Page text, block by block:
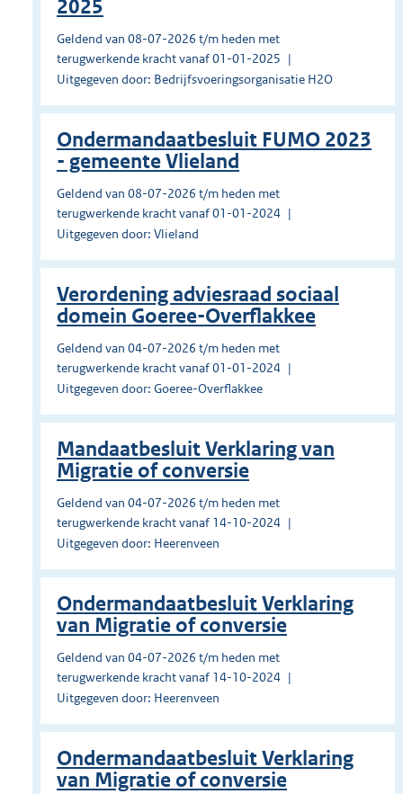
2025
Geldend van 08-07-2026 t/m heden met
terugwerkende kracht vanaf 01-01-2025
Uitgegeven door: Bedrijfsvoeringsorganisatie H2O
Ondermandaatbesluit FUMO 2023
- gemeente Vlieland
Geldend van 08-07-2026 t/m heden met
terugwerkende kracht vanaf 01-01-2024
Uitgegeven door: Vlieland
Verordening adviesraad sociaal
domein Goeree-Overflakkee
Geldend van 04-07-2026 t/m heden met
terugwerkende kracht vanaf 01-01-2024
Uitgegeven door: Goeree-Overflakkee
Mandaatbesluit Verklaring van
Migratie of conversie
Geldend van 04-07-2026 t/m heden met
terugwerkende kracht vanaf 14-10-2024
Uitgegeven door: Heerenveen
Ondermandaatbesluit Verklaring
van Migratie of conversie
Geldend van 04-07-2026 t/m heden met
terugwerkende kracht vanaf 14-10-2024
Uitgegeven door: Heerenveen
Ondermandaatbesluit Verklaring
van Migratie of conversie